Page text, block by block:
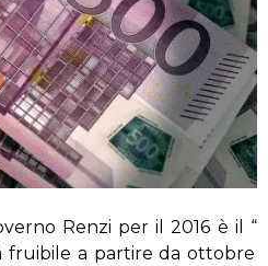
Renzi per il 2016 è il “
fruibile a partire da ottobre